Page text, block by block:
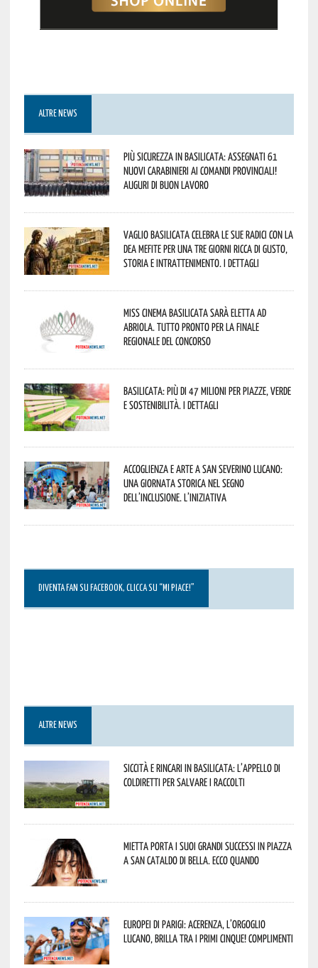
ALTRE NEWS
Più sicurezza in Basilicata: assegnati 61
nuovi Carabinieri ai Comandi provinciali!
Auguri di buon lavoro
Vaglio Basilicata celebra le sue radici con la
Dea Mefite per una tre giorni ricca di gusto,
storia e intrattenimento. I dettagli
Miss Cinema Basilicata sarà eletta ad
Abriola. Tutto pronto per la finale
regionale del concorso
Basilicata: più di 47 milioni per piazze, verde
e sostenibilità. I dettagli
Accoglienza e arte a San Severino Lucano:
una giornata storica nel segno
dell’inclusione. L’iniziativa
DIVENTA FAN SU FACEBOOK, CLICCA SU “MI PIACE!”
ALTRE NEWS
Siccità e rincari in Basilicata: l’appello di
Coldiretti per salvare i raccolti
Mietta porta i suoi grandi successi in piazza
a San Cataldo di Bella. Ecco quando
Europei di Parigi: Acerenza, l’orgoglio
lucano, brilla tra i primi cinque! Complimenti